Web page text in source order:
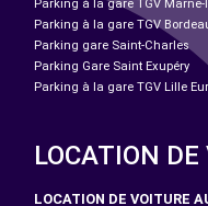
Parking à la gare TGV Marne-
Parking à la gare TGV
Parking gare Saint-Charles
Parking Gare Saint Exupéry
Parking à la gare TGV Lille
LOCATION DE
LOCATION DE VOITURE